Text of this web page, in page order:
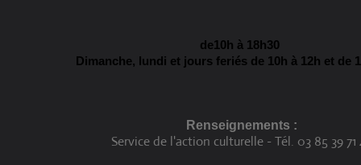
de10h à 18h30
Dimanche, lundi et jours feriés de 10h à 12h et de
Renseignements :
Service de l'action culturelle - Tél. 03 85 39 71